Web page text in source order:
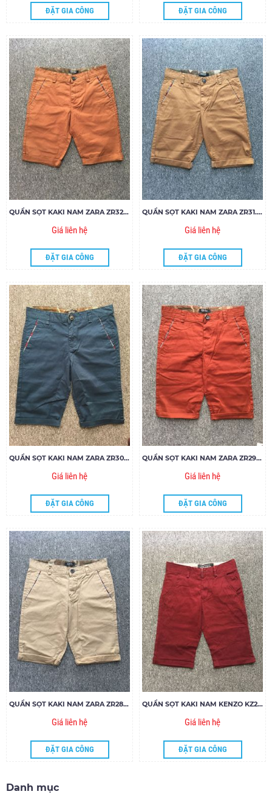
ĐẶT GIA CÔNG ĐẶT GIA CÔNG
QUẦN SỌT KAKI NAM ZARA ZR32.85
Giá liên hệ
ĐẶT GIA CÔNG
QUẦN SỌT KAKI NAM ZARA ZR31.85
Giá liên hệ
ĐẶT GIA CÔNG
QUẦN SỌT KAKI NAM ZARA ZR30.85
Giá liên hệ
ĐẶT GIA CÔNG
QUẦN SỌT KAKI NAM ZARA ZR29.85
Giá liên hệ
ĐẶT GIA CÔNG
QUẦN SỌT KAKI NAM ZARA ZR28.85
Giá liên hệ
ĐẶT GIA CÔNG
QUẦN SỌT KAKI NAM KENZO KZ27.85
Giá liên hệ
ĐẶT GIA CÔNG
Danh mục